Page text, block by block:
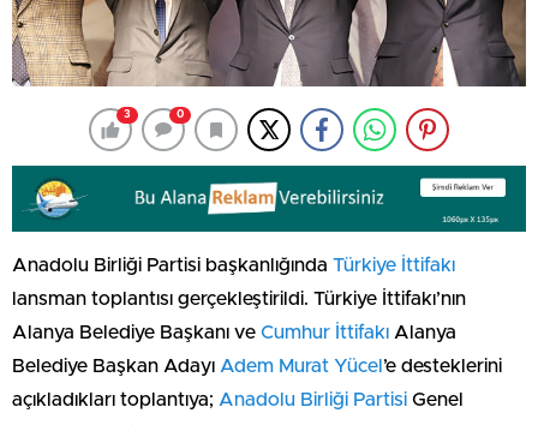
3 0
Anadolu Birliği Partisi başkanlığında Türkiye İttifakı
lansman toplantısı gerçekleştirildi. Türkiye İttifakı’nın
Alanya Belediye Başkanı ve Cumhur İttifakı Alanya
Belediye Başkan Adayı Adem Murat Yücel ’e desteklerini
açıkladıkları toplantıya; Anadolu Birliği Partisi Genel